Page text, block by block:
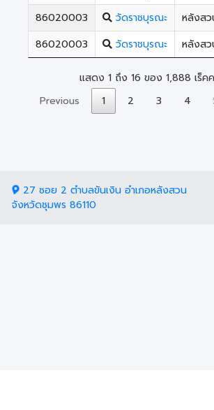
86020003
วัดราชบุรณะ หลังส
86020003
วัดราชบุรณะ หลังส
แสดง 1 ถึง 16 ของ 1,888 เร็ค
Previous
1 2 3 4
27 ซอย 2 ตำบลขันเงิน อำเภอหลังสวน
จังหวัดชุมพร 86110